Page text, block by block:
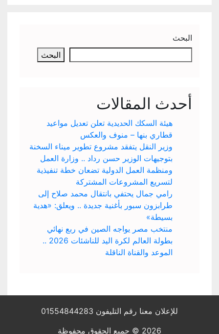
البحث
البحث
أحدث المقالات
هيئة السكك الحديدية تعلن تعديل مواعيد
قطاري بنها – منوف والعكس
وزير النقل يتفقد مشروع تطوير ميناء السخنة
بتوجيهات الوزير حسن رداد .. وزارة العمل
ومنظمة العمل الدولية تضعان خطة تنفيذية
لتسريع المشروعات المشتركة
رامي جمال يحتفي بانتقال محمد صلاح إلى
طرابزون سبور بأغنية جديدة .. ويعلق: «هدية
بسيطة»
منتخب مصر يواجه الصين في ربع نهائي
بطولة العالم لكرة اليد للناشئات 2026 ..
الموعد والقناة الناقلة
للإعلان معنا رقم التليفون 01554844283
2026 © جميع الحقوق محفوظة